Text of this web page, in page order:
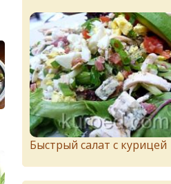
Быстрый салат с курицей